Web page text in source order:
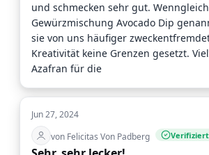
und schmecken sehr gut.
Gewürzmischung Avocado Dip
sie von uns häufiger
Kreativität keine Grenzen gesetzt.
Azafran für die
Jun 27, 2024
von Felicitas Von Padberg